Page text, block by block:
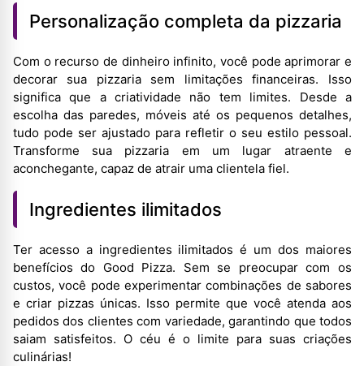
Personalização completa da pizzaria
Com o recurso de dinheiro infinito, você pode aprimorar e
decorar sua pizzaria sem limitações financeiras. Isso
significa que a criatividade não tem limites. Desde a
escolha das paredes, móveis até os pequenos detalhes,
tudo pode ser ajustado para refletir o seu estilo pessoal.
Transforme sua pizzaria em um lugar atraente e
aconchegante, capaz de atrair uma clientela fiel.
Ingredientes ilimitados
Ter acesso a ingredientes ilimitados é um dos maiores
benefícios do Good Pizza. Sem se preocupar com os
custos, você pode experimentar combinações de sabores
e criar pizzas únicas. Isso permite que você atenda aos
pedidos dos clientes com variedade, garantindo que todos
saiam satisfeitos. O céu é o limite para suas criações
culinárias!